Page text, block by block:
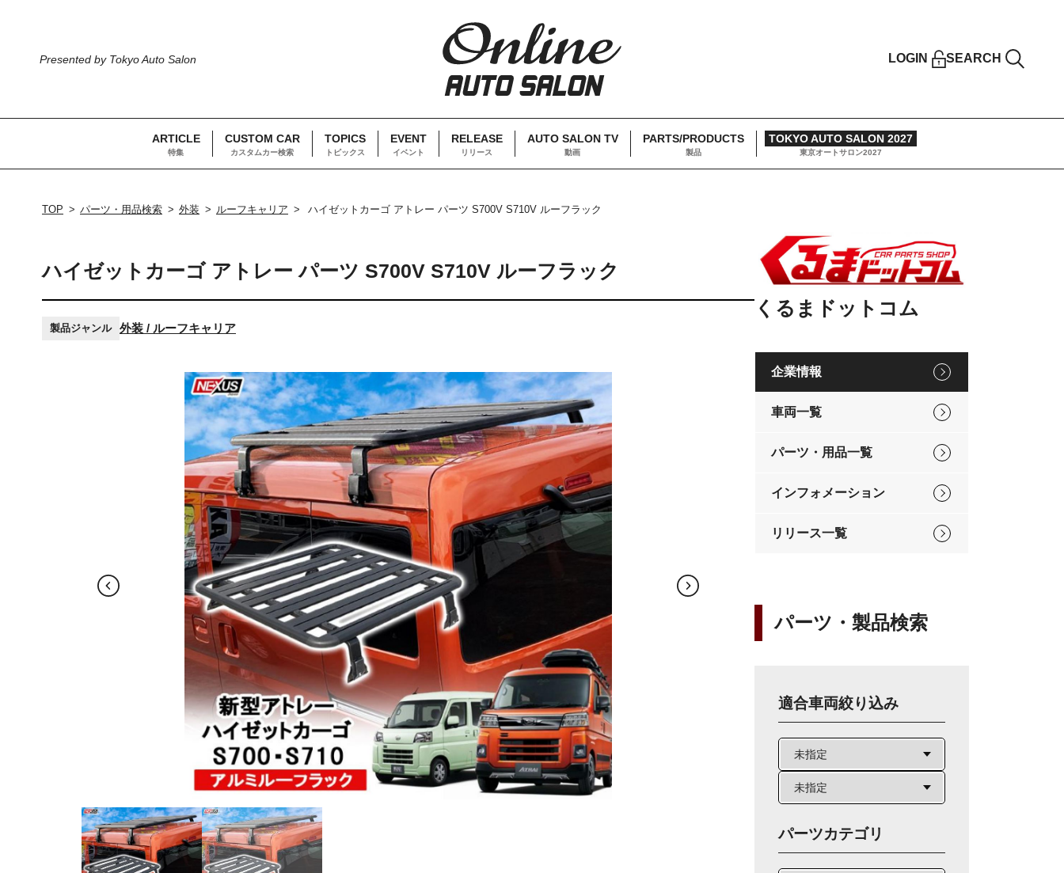
Presented by Tokyo Auto Salon LOGIN SEARCH
ARTICLE
特集
CUSTOM CAR
カスタムカー検索
TOPICS
トピックス
EVENT
イベント
RELEASE
リリース
AUTO SALON TV
動画
PARTS/PRODUCTS
製品
TOKYO AUTO SALON 2027
東京オートサロン2027
TOP パーツ・用品検索 外装 ルーフキャリア ハイゼットカーゴ アトレー パーツ S700V S710V ルーフラック
ハイゼットカーゴ アトレー パーツ S700V S710V ルーフラック
製品ジャンル 外装 / ルーフキャリア
くるまドットコム
企業情報
車両一覧
パーツ・用品一覧
インフォメーション
リリース一覧
パーツ・製品検索
適合車両絞り込み
パーツカテゴリ